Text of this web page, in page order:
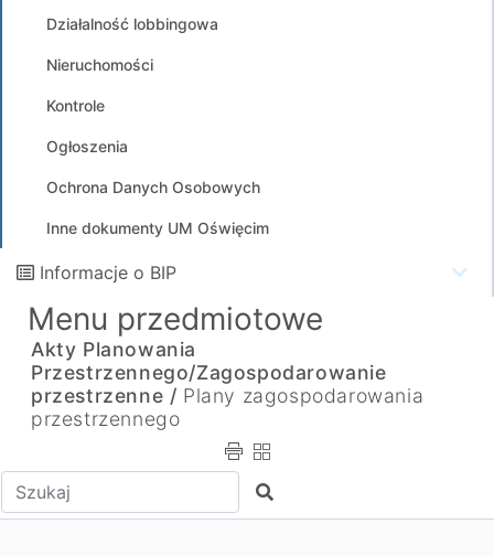
Działalność lobbingowa
Nieruchomości
Kontrole
Ogłoszenia
Ochrona Danych Osobowych
Inne dokumenty UM Oświęcim
Informacje o BIP
Menu przedmiotowe
Akty Planowania
Przestrzennego/Zagospodarowanie
przestrzenne / Plany zagospodarowania
przestrzennego
Wpisz tekst do wyszukania Szukaj